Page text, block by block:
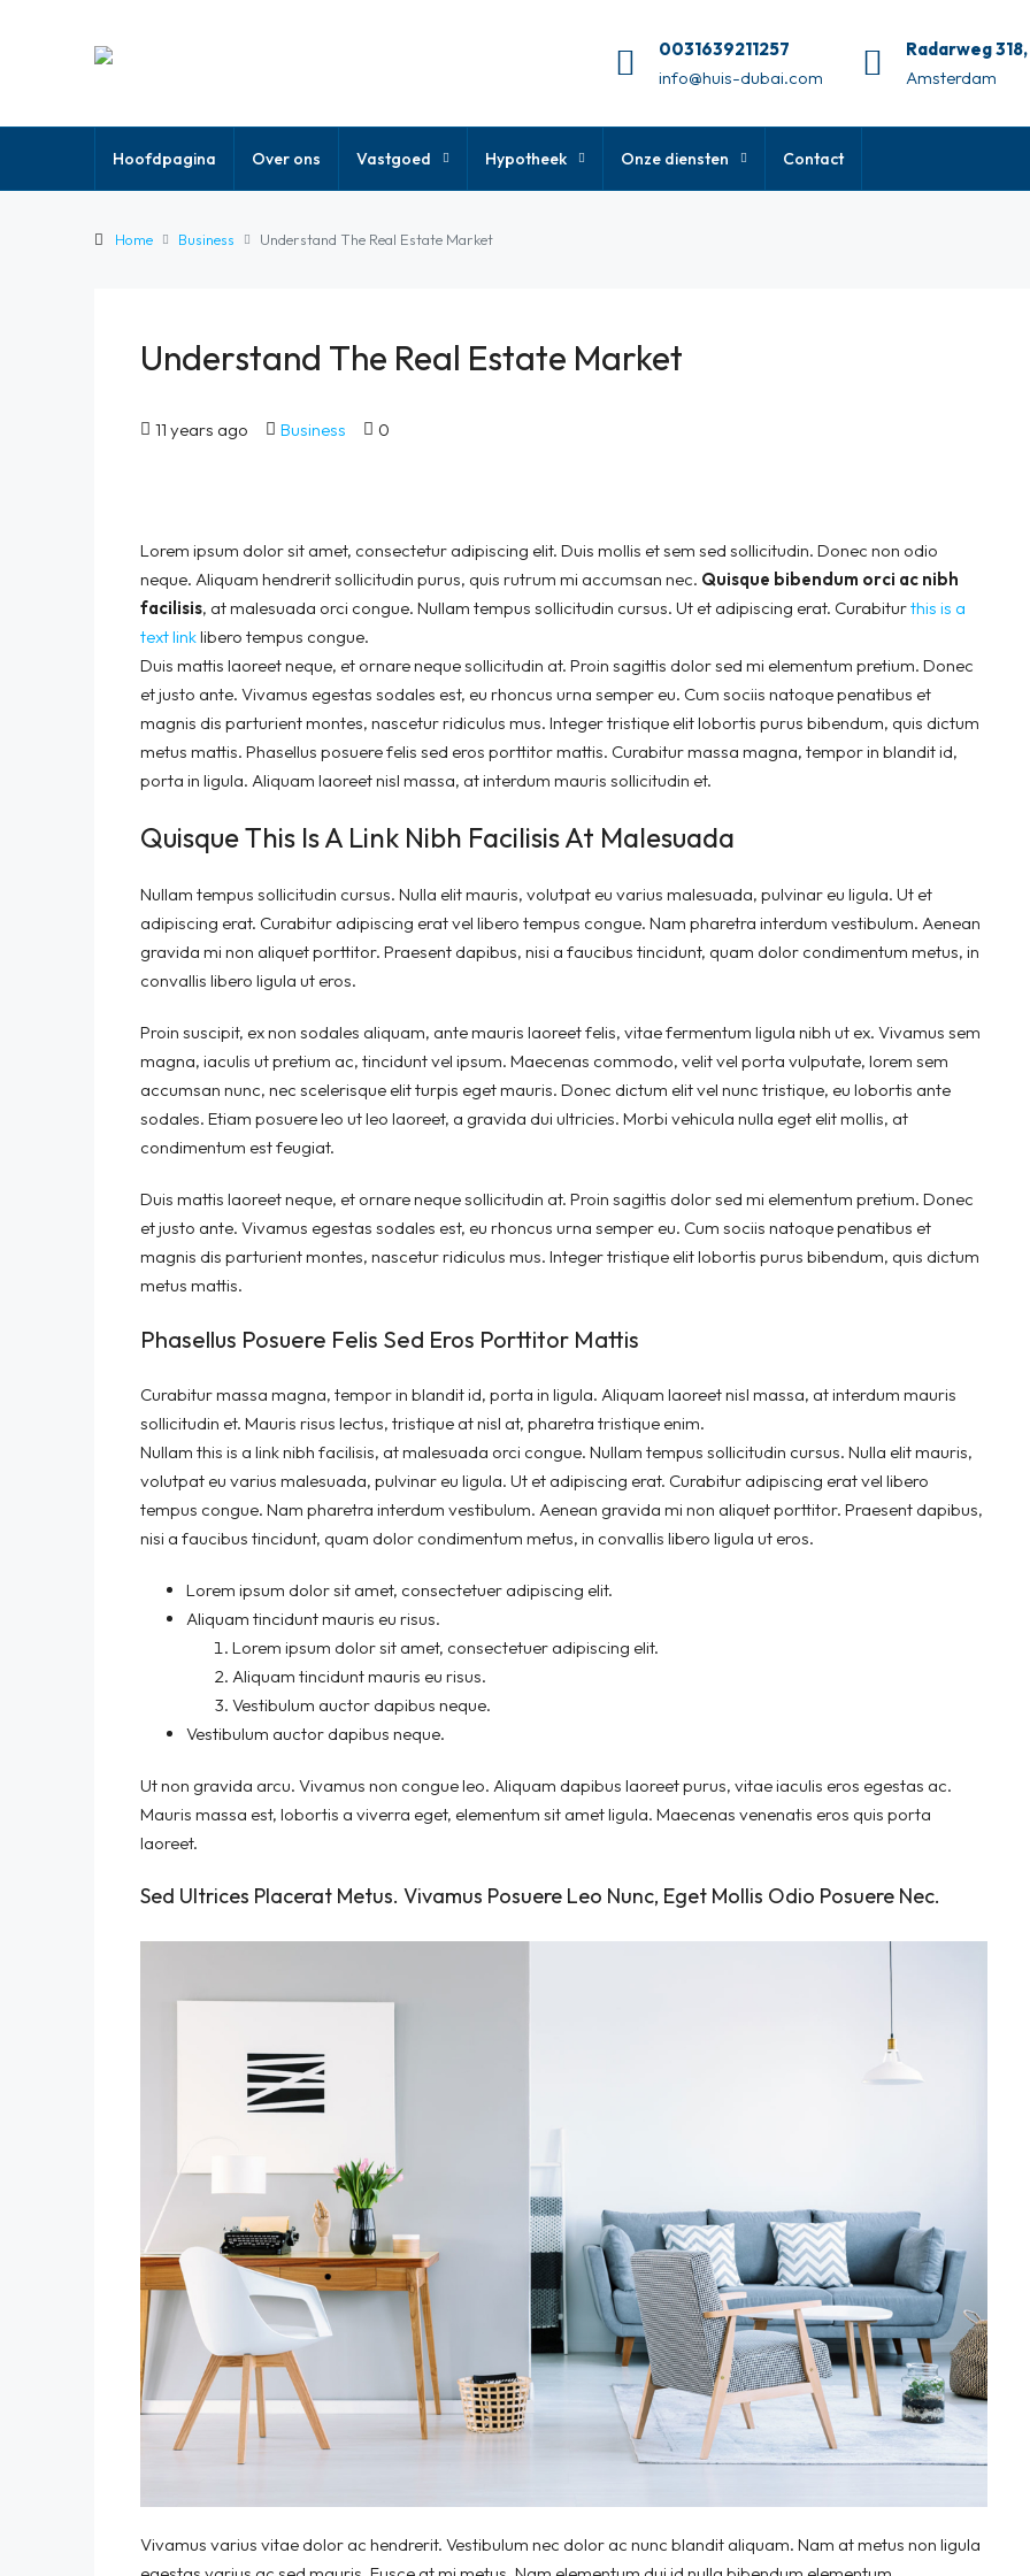
0031639211257
info@huis-dubai.com
Radarweg
Amsterdam
Hoofdpagina Over ons Vastgoed Hypotheek Onze diensten Contact
Home Business Understand The Real Estate Market
Understand The Real Estate Market
11 years ago Business 0
Lorem ipsum dolor sit amet, consectetur adipiscing elit. Duis mollis et sem sed sollicitudin. Donec non odio
neque. Aliquam hendrerit sollicitudin purus, quis rutrum mi accumsan nec. Quisque bibendum orci ac nibh
facilisis, at malesuada orci congue. Nullam tempus sollicitudin cursus. Ut et adipiscing erat. Curabiturthis is a
text linklibero tempus congue.
Duis mattis laoreet neque, et ornare neque sollicitudin at. Proin sagittis dolor sed mi elementum pretium. Donec
et justo ante. Vivamus egestas sodales est, eu rhoncus urna semper eu. Cum sociis natoque penatibus et
magnis dis parturient montes, nascetur ridiculus mus. Integer tristique elit lobortis purus bibendum, quis dictum
metus mattis. Phasellus posuere felis sed eros porttitor mattis. Curabitur massa magna, tempor in blandit id,
porta in ligula. Aliquam laoreet nisl massa, at interdum mauris sollicitudin et.
Quisque This Is A Link Nibh Facilisis At Malesuada
Nullam tempus sollicitudin cursus. Nulla elit mauris, volutpat eu varius malesuada, pulvinar eu ligula. Ut et
adipiscing erat. Curabitur adipiscing erat vel libero tempus congue. Nam pharetra interdum vestibulum. Aenean
gravida mi non aliquet porttitor. Praesent dapibus, nisi a faucibus tincidunt, quam dolor condimentum metus, in
convallis libero ligula ut eros.
Proin suscipit, ex non sodales aliquam, ante mauris laoreet felis, vitae fermentum ligula nibh ut ex. Vivamus sem
magna, iaculis ut pretium ac, tincidunt vel ipsum. Maecenas commodo, velit vel porta vulputate, lorem sem
accumsan nunc, nec scelerisque elit turpis eget mauris. Donec dictum elit vel nunc tristique, eu lobortis ante
sodales. Etiam posuere leo ut leo laoreet, a gravida dui ultricies. Morbi vehicula nulla eget elit mollis, at
condimentum est feugiat.
Duis mattis laoreet neque, et ornare neque sollicitudin at. Proin sagittis dolor sed mi elementum pretium. Donec
et justo ante. Vivamus egestas sodales est, eu rhoncus urna semper eu. Cum sociis natoque penatibus et
magnis dis parturient montes, nascetur ridiculus mus. Integer tristique elit lobortis purus bibendum, quis dictum
metus mattis.
Phasellus Posuere Felis Sed Eros Porttitor Mattis
Curabitur massa magna, tempor in blandit id, porta in ligula. Aliquam laoreet nisl massa, at interdum mauris
sollicitudin et. Mauris risus lectus, tristique at nisl at, pharetra tristique enim.
Nullam this is a link nibh facilisis, at malesuada orci congue. Nullam tempus sollicitudin cursus. Nulla elit mauris,
volutpat eu varius malesuada, pulvinar eu ligula. Ut et adipiscing erat. Curabitur adipiscing erat vel libero
tempus congue. Nam pharetra interdum vestibulum. Aenean gravida mi non aliquet porttitor. Praesent dapibus,
nisi a faucibus tincidunt, quam dolor condimentum metus, in convallis libero ligula ut eros.
Lorem ipsum dolor sit amet, consectetuer adipiscing elit.
Aliquam tincidunt mauris eu risus.
Lorem ipsum dolor sit amet, consectetuer adipiscing elit.
Aliquam tincidunt mauris eu risus.
Vestibulum auctor dapibus neque.
Vestibulum auctor dapibus neque.
Ut non gravida arcu. Vivamus non congue leo. Aliquam dapibus laoreet purus, vitae iaculis eros egestas ac.
Mauris massa est, lobortis a viverra eget, elementum sit amet ligula. Maecenas venenatis eros quis porta
laoreet.
Sed Ultrices Placerat Metus. Vivamus Posuere Leo Nunc, Eget Mollis Odio Posuere Nec.
Vivamus varius vitae dolor ac hendrerit. Vestibulum nec dolor ac nunc blandit aliquam. Nam at metus non ligula